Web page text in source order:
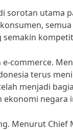
sorotan utama
semakin
commerce.
terus
menjadi
negara
Menurut Chief